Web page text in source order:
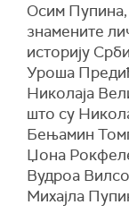
Осим Пупина,
знамените
историју
Уроша
Николаја
што су
Бењамин
Џона
Вудроа
Михајла